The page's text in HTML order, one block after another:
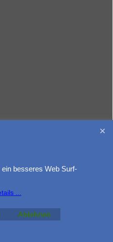
germany.de
besseres Web Surf-
...
Ablehnen